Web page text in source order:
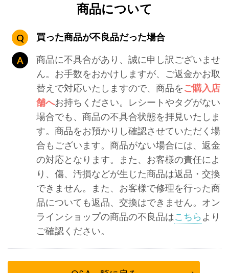
商品について
買った商品が不良品だった場合
商品に不具合があり、誠に申し訳ございませ
ん。お手数をおかけしますが、ご返金かお取
替えで対応いたしますので、商品をご購入店
舗へお持ちください。レシートやタグがない
場合でも、商品の不具合状態を拝見いたしま
す。商品をお預かりし確認させていただく場
合もございます。商品がない場合には、返金
の対応となります。また、お客様の責任によ
り、傷、汚損などが生じた商品は返品・交換
できません。また、お客様で修理を行った商
品についても返品、交換はできません。オン
ラインショップの商品の不良品はこちら より
ご確認ください。